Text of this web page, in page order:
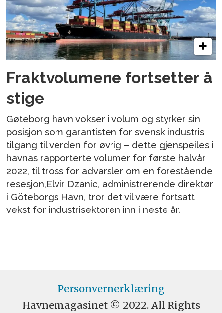
Fraktvolumene fortsetter å
stige
Gøteborg havn vokser i volum og styrker sin
posisjon som garantisten for svensk industris
tilgang til verden for øvrig – dette gjenspeiles i
havnas rapporterte volumer for første halvår
2022, til tross for advarsler om en forestående
resesjon,Elvir Dzanic, administrerende direktør
i Göteborgs Havn, tror det vil være fortsatt
vekst for industrisektoren inn i neste år.
Personvernerklæring
Havnemagasinet © 2022. All Rights